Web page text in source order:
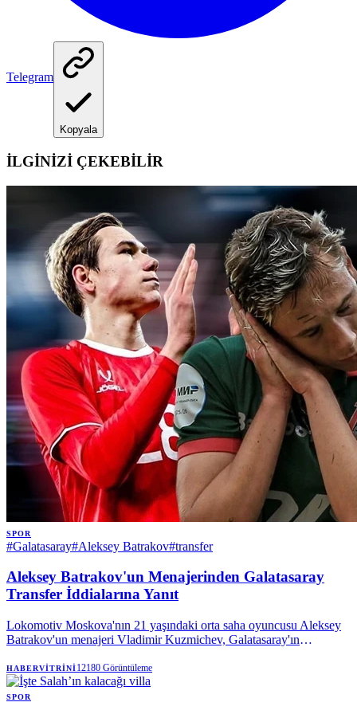
Telegram
Kopyala
İLGİNİZİ ÇEKEBİLİR
SPOR
#Galatasaray#Aleksey Batrakov#transfer
Aleksey Batrakov'un Menajerinden Galatasaray
Transfer İddialarına Yanıt
Lokomotiv Moskova'nın 21 yaşındaki orta saha oyuncusu Aleksey
Batrakov'un menajeri Vladimir Kuzmichev, Galatasaray'ın
teklif olmadığını, sadece bir niyet mektubu gönderildiğini belirterek,
transfer komisyonu iddialarını yalanladı.
HABERVITRINI12180 Görüntüleme
SPOR